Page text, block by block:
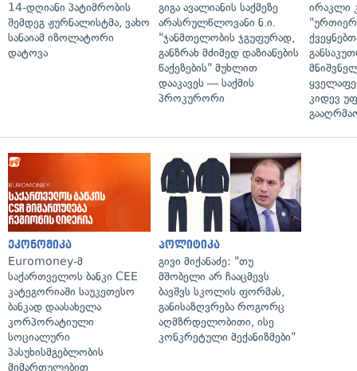
14-დღიანი პატიმრობის
შემდეგ ჟურნალისტმა, ვახო
სანაიამ იზოლატორი
დატოვა
გიგა ავალიანის საქმეზე
არასრულწლოვანი ნ.ი.
"ჯანმთელობის ჯგუფურად,
განზრახ მძიმედ დაზიანების
წაქეზების" მუხლით
დააკავეს — საქმის
პროკურორი
ირაკლი
კიდევ
ეკონომიკა
Euromoney-მ
საქართველოს ბანკი CEE
კატეგორიაში საუკეთესო
ბანკად დაასახელა
კორპორატიული
სოციალური
პასუხისმგებლობის
მიმართულებით
პოლიტიკა
გივი მიქანაძე: "თუ
მშობელი არ ჩააცმევს
ბავშვს სკოლის ფორმას,
განისაზღვრება როგორც
აღმზრდელობითი, ისე
კონკრეტული მექანიზმები"